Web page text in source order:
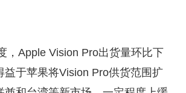
，Apple Vision Pro出货量环比下
益于苹果将Vision Pro供货范围扩